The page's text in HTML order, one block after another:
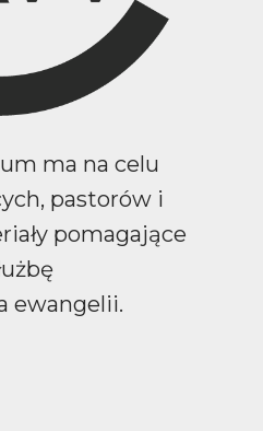
ma na celu
pastorów i
pomagające
ewangelii.